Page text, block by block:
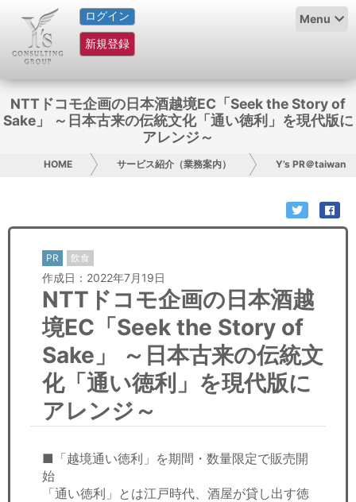
ログイン
新規登録
Menu
HOME
サービス紹介
グループ概要
採用情報
コンサルティング
リサーチ
セミナー
経済ニュース
ＩＴ
NTTドコモ企画の日本酒越境EC「Seek the Story of
Sake」 ～日本古来の伝統文化「通い徳利」を現代版に
アレンジ～
HOME サービス紹介（業務案内） Y’s PR＠taiwan
PR 飲食
作成日：2022年7月19日
NTTドコモ企画の日本酒越
境EC「Seek the Story of
Sake」 ～日本古来の伝統文
化「通い徳利」を現代版に
アレンジ～
■「越境通い徳利」を期間・数量限定で販売開
始
「通い徳利」とは江戸時代、酒屋が貸し出す徳